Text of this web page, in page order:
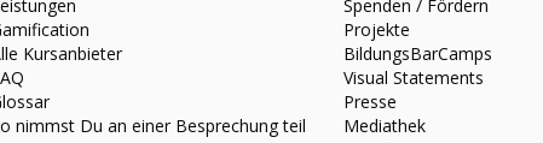
Kursanbieter
nimmst Du an einer Besprechung teil
Spenden / Fördern
Projekte
BildungsBarCamps
Visual Statements
Presse
Mediathek